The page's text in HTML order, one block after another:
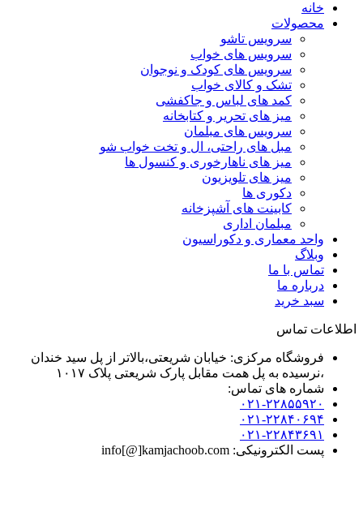
خانه
محصولات
سرویس تاشو
سرویس های خواب
سرویس های کودک و نوجوان
تشک و کالای خواب
کمد های لباس و جاکفشی
میز های تحریر و کتابخانه
سرویس های مبلمان
مبل های راحتی، ال و تخت خواب شو
میز های ناهارخوری و کنسول ها
میز های تلویزیون
دکوری ها
کابینت های آشپزخانه
مبلمان اداری
واحد معماری و دکوراسیون
وبلاگ
تماس با ما
درباره ما
سبد خرید
اطلاعات تماس
فروشگاه مرکزی: خیابان شریعتی،بالاتر از پل سید خندان
،نرسیده به پل همت مقابل پارک شریعتی پلاک ۱۰۱۷
شماره های تماس:
۰۲۱-۲۲۸۵۵۹۲۰
۰۲۱-۲۲۸۴۰۶۹۴
۰۲۱-۲۲۸۴۳۶۹۱
پست الکترونیکی: info[@]kamjachoob.com